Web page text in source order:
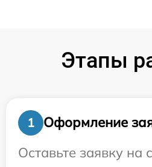
Этапы
1
Оформление
Оставьте заявку на